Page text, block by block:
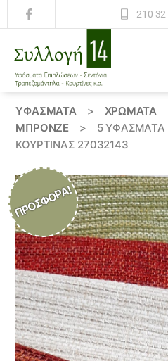
210 32
14
ΥΦΆΣΜΑΤΑ > ΧΡΏΜΑΤΑ
ΜΠΡΟΝΖΕ
>
5 ΥΦΑΣΜΑΤΑ
ΚΟΥΡΤΙΝΑΣ 27032143
ΠΡΟΣΦΟΡΆ!